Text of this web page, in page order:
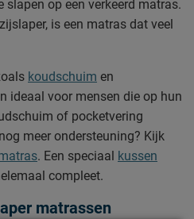
slapen op een verkeerd matras.
is een matras dat veel
koudschuim en
ideaal voor mensen die op hun
of pocketvering
meer ondersteuning? Kijk
. Een speciaal kussen
compleet.
matrassen